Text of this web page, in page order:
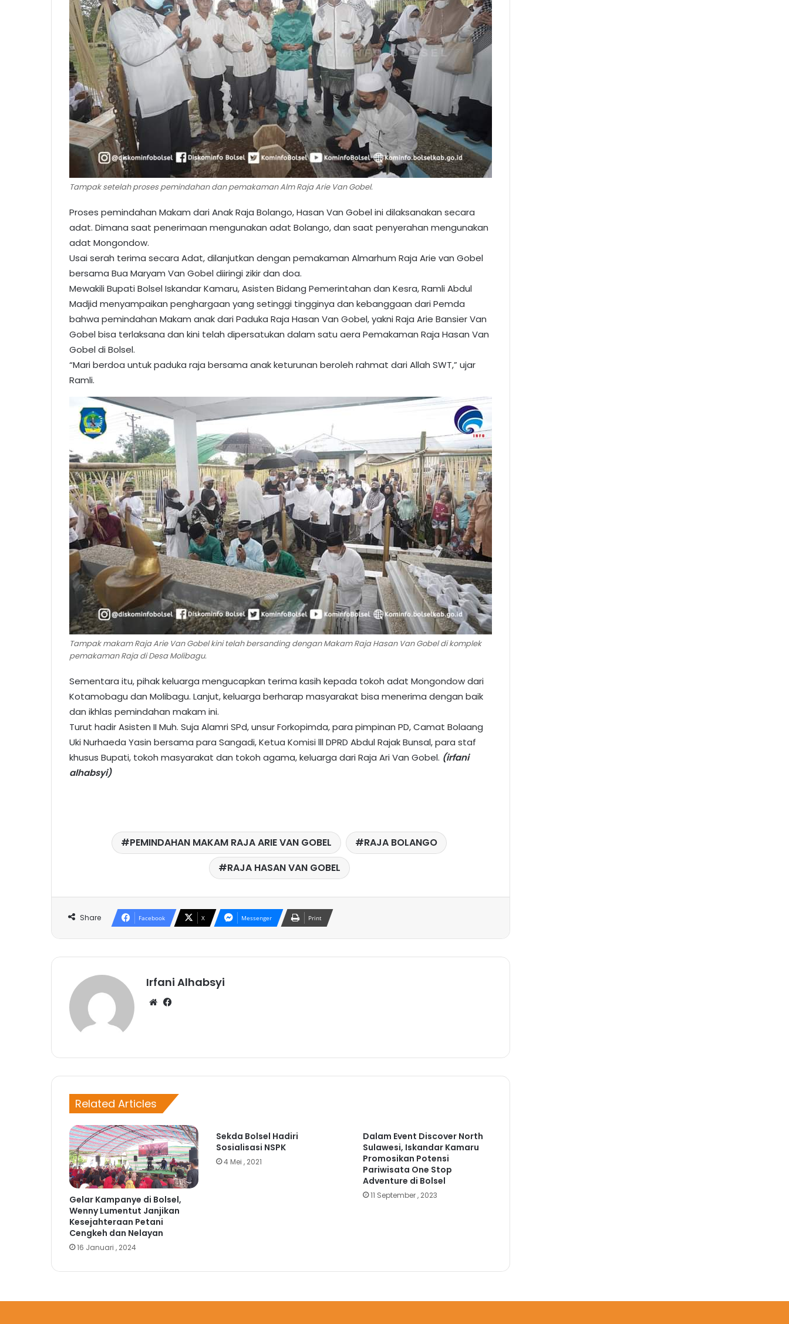
Tampak setelah proses pemindahan dan pemakaman Alm Raja Arie Van Gobel.
Proses pemindahan Makam dari Anak Raja Bolango, Hasan Van Gobel ini dilaksanakan secara
adat. Dimana saat penerimaan mengunakan adat Bolango, dan saat penyerahan mengunakan
adat Mongondow.
Usai serah terima secara Adat, dilanjutkan dengan pemakaman Almarhum Raja Arie van Gobel
bersama Bua Maryam Van Gobel diiringi zikir dan doa.
Mewakili Bupati Bolsel Iskandar Kamaru, Asisten Bidang Pemerintahan dan Kesra, Ramli Abdul
Madjid menyampaikan penghargaan yang setinggi tingginya dan kebanggaan dari Pemda
bahwa pemindahan Makam anak dari Paduka Raja Hasan Van Gobel, yakni Raja Arie Bansier Van
Gobel bisa terlaksana dan kini telah dipersatukan dalam satu aera Pemakaman Raja Hasan Van
Gobel di Bolsel.
“Mari berdoa untuk paduka raja bersama anak keturunan beroleh rahmat dari Allah SWT,” ujar
Ramli.
Tampak makam Raja Arie Van Gobel kini telah bersanding dengan Makam Raja Hasan Van Gobel di komplek
pemakaman Raja di Desa Molibagu.
Sementara itu, pihak keluarga mengucapkan terima kasih kepada tokoh adat Mongondow dari
Kotamobagu dan Molibagu. Lanjut, keluarga berharap masyarakat bisa menerima dengan baik
dan ikhlas pemindahan makam ini.
Turut hadir Asisten II Muh. Suja Alamri SPd, unsur Forkopimda, para pimpinan PD, Camat Bolaang
Uki Nurhaeda Yasin bersama para Sangadi, Ketua Komisi lll DPRD Abdul Rajak Bunsal, para staf
khusus Bupati, tokoh masyarakat dan tokoh agama, keluarga dari Raja Ari Van Gobel. (irfani
alhabsyi)
PEMINDAHAN MAKAM RAJA ARIE VAN GOBEL
RAJA BOLANGO
RAJA HASAN VAN GOBEL
Share Facebook X Messenger Print
Irfani Alhabsyi
W
Related Articles
Gelar Kampanye di Bolsel,
Wenny Lumentut Janjikan
Kesejahteraan Petani
Cengkeh dan Nelayan
16 Januari , 2024
Sekda Bolsel Hadiri
Sosialisasi NSPK
4 Mei , 2021
Dalam Event Discover North
Sulawesi, Iskandar Kamaru
Promosikan Potensi
Pariwisata One Stop
Adventure di Bolsel
11 September , 2023